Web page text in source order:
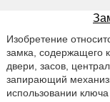
Изобретение
замка, содержащего
двери, засов,
запирающий
использовании